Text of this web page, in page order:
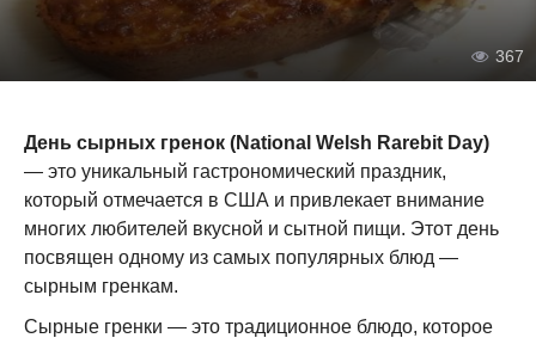
367
День сырных гренок (National Welsh Rarebit Day)
— это уникальный гастрономический праздник,
который отмечается в США и привлекает внимание
многих любителей вкусной и сытной пищи. Этот день
посвящен одному из самых популярных блюд —
сырным гренкам.
Сырные гренки — это традиционное блюдо, которое